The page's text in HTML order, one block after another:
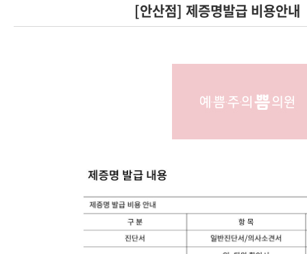
[안산점] 제증명발급 비용안